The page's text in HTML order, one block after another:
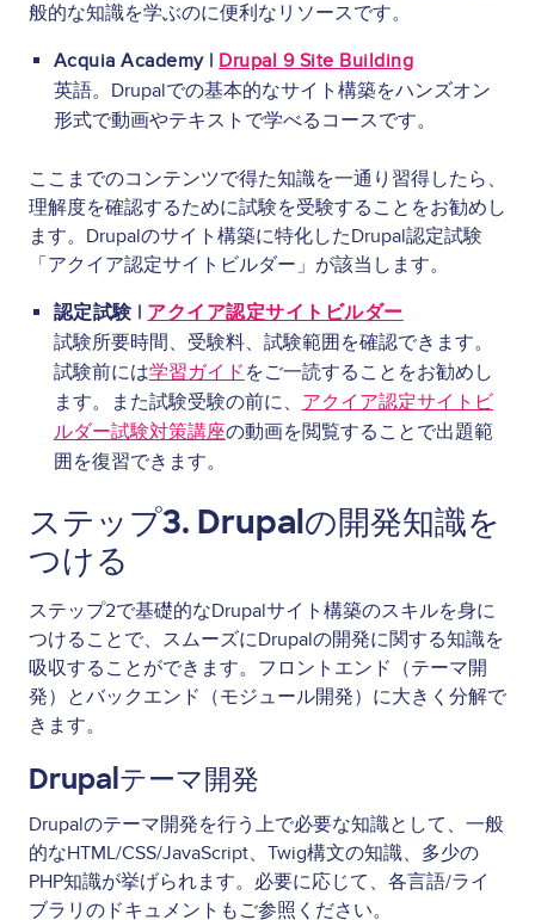
般的な知識を学ぶのに便利なリソースです。
Acquia Academy | Drupal 9 Site Building
英語。Drupalでの基本的なサイト構築をハンズオン
形式で動画やテキストで学べるコースです。
ここまでのコンテンツで得た知識を一通り習得したら、
理解度を確認するために試験を受験することをお勧めし
ます。Drupalのサイト構築に特化したDrupal認定試験
「アクイア認定サイトビルダー」が該当します。
認定試験 | アクイア認定サイトビルダー
試験所要時間、受験料、試験範囲を確認できます。
試験前には学習ガイド をご一読することをお勧めし
ます。また試験受験の前に、 アクイア認定サイトビ
ルダー試験対策講座の動画を閲覧することで出題範
囲を復習できます。
ステップ3. Drupalの開発知識を
つける
ステップ2で基礎的なDrupalサイト構築のスキルを身に
つけることで、スムーズにDrupalの開発に関する知識を
吸収することができます。フロントエンド（テーマ開
発）とバックエンド（モジュール開発）に大きく分解で
きます。
Drupalテーマ開発
Drupalのテーマ開発を行う上で必要な知識として、一般
的なHTML/CSS/JavaScript、Twig構文の知識、多少の
PHP知識が挙げられます。必要に応じて、各言語/ライ
ブラリのドキュメントもご参照ください。